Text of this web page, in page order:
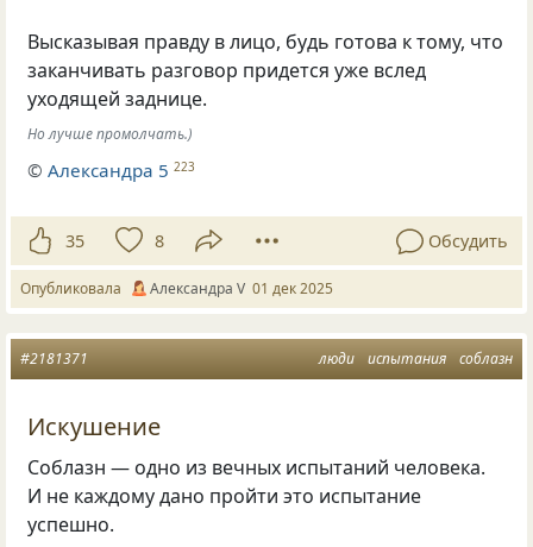
Высказывая правду в лицо, будь готова к тому, что
заканчивать разговор придется уже вслед
уходящей заднице.
Но лучше промолчать.)
©Александра 5 223
35 8 Обсудить
Опубликовала Александра V 01 дек 2025
люди испытания соблазн
#2181371
Искушение
Соблазн — одно из вечных испытаний человека.
И не каждому дано пройти это испытание
успешно.